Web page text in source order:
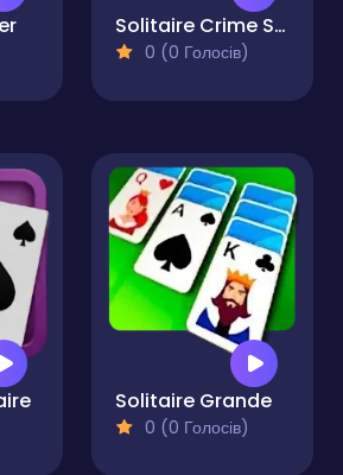
Solitaire Crime Stories
0 (0 Голосів)
Solitaire Grande
0 (0 Голосів)